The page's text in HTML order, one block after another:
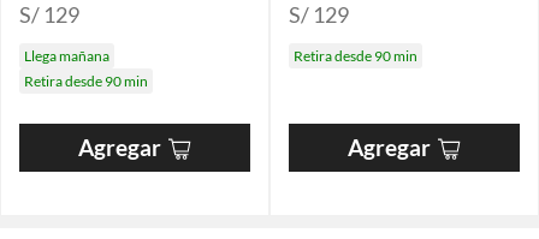
S/ 129
Llega mañana
Retira desde 90 min
Agregar
S/ 129
Retira desde 90 min
Agregar